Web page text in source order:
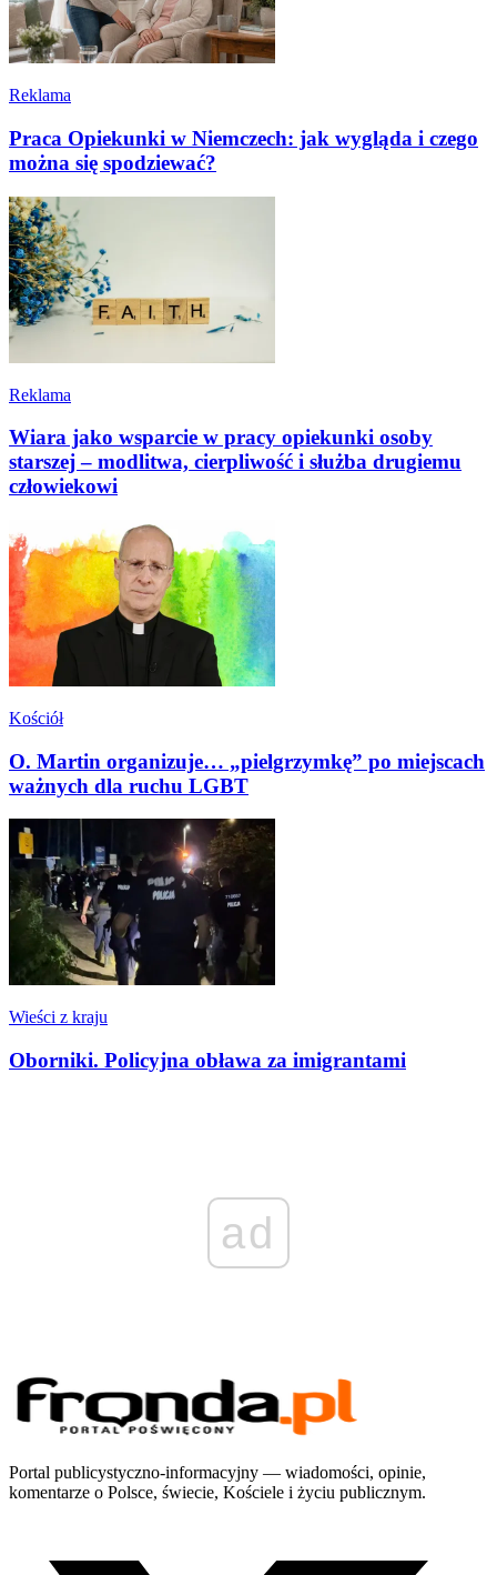
Reklama
Praca Opiekunki w Niemczech: jak wygląda i czego
można się spodziewać?
Reklama
Wiara jako wsparcie w pracy opiekunki osoby
starszej – modlitwa, cierpliwość i służba drugiemu
człowiekowi
Kościół
O. Martin organizuje… „pielgrzymkę” po miejscach
ważnych dla ruchu LGBT
Wieści z kraju
Oborniki. Policyjna obława za imigrantami
ad
Portal publicystyczno-informacyjny — wiadomości, opinie,
komentarze o Polsce, świecie, Kościele i życiu publicznym.